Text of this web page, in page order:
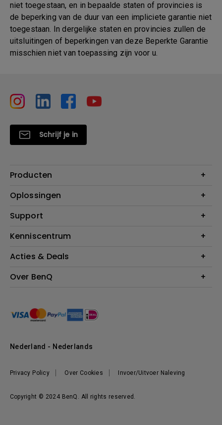
niet toegestaan, en in bepaalde staten of provincies is
de beperking van de duur van een impliciete garantie niet
toegestaan. In dergelijke staten en provincies zullen de
uitsluitingen of beperkingen van deze Beperkte Garantie
misschien niet van toepassing zijn voor u.
Schrijf je in
Producten
Projectoren
Verlichting
Speakers
Oplossingen
Education
Support
Contact
BenQ Shop - FAQ
BenQ Shop - Retourneren
Kenniscentrum
Blog
Acties & Deals
Evenementen & Promoties
Over BenQ
Management
Nieuws
Werken bij BenQ
Copyright © 2024 BenQ. All rights reserved.
Privacy Policy Over Cookies Invoer/Uitvoer Naleving
Nederland - Nederlands